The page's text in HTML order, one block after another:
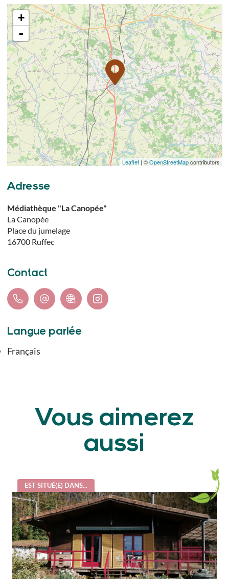
+
-
Leaflet| ©OpenStreetMapcontributors
Adresse
Médiathèque "La Canopée"
La Canopée
Place du jumelage
16700 Ruffec
Contact
Langue parlée
Français
Vous aimerez
aussi
EST SITUÉ(E) DANS...